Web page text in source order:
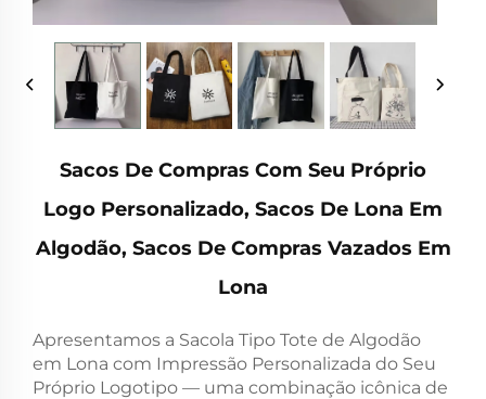
Sacos De Compras Com Seu Próprio
Logo Personalizado, Sacos De Lona Em
Algodão, Sacos De Compras Vazados Em
Lona
Apresentamos a Sacola Tipo Tote de Algodão
em Lona com Impressão Personalizada do Seu
Próprio Logotipo — uma combinação icônica de